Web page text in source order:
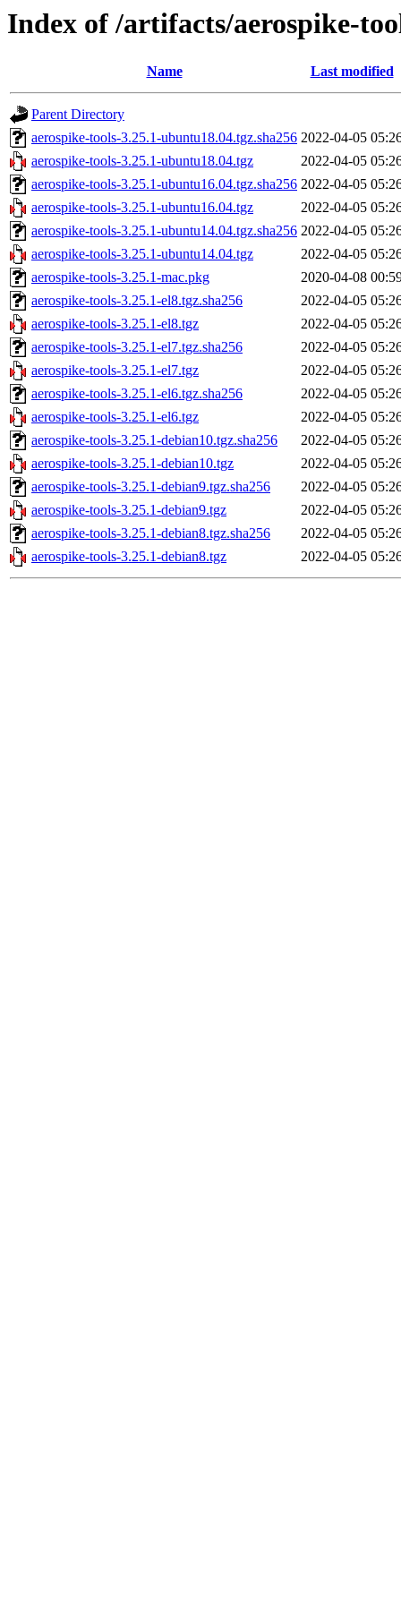
Index of /artifacts/aerospike-
Name Last modified
Parent Directory
aerospike-tools-3.25.1-ubuntu18.04.tgz.sha256 2022-04-05
aerospike-tools-3.25.1-ubuntu18.04.tgz
2022-04-05
aerospike-tools-3.25.1-ubuntu16.04.tgz.sha256 2022-04-05
aerospike-tools-3.25.1-ubuntu16.04.tgz
2022-04-05
aerospike-tools-3.25.1-ubuntu14.04.tgz.sha256 2022-04-05
aerospike-tools-3.25.1-ubuntu14.04.tgz
2022-04-05
aerospike-tools-3.25.1-mac.pkg
2020-04-08
aerospike-tools-3.25.1-el8.tgz.sha256
2022-04-05
aerospike-tools-3.25.1-el8.tgz
2022-04-05
aerospike-tools-3.25.1-el7.tgz.sha256
2022-04-05
aerospike-tools-3.25.1-el7.tgz
2022-04-05
aerospike-tools-3.25.1-el6.tgz.sha256
2022-04-05
aerospike-tools-3.25.1-el6.tgz
2022-04-05
aerospike-tools-3.25.1-debian10.tgz.sha256
2022-04-05
aerospike-tools-3.25.1-debian10.tgz
2022-04-05
aerospike-tools-3.25.1-debian9.tgz.sha256
2022-04-05
aerospike-tools-3.25.1-debian9.tgz
2022-04-05
aerospike-tools-3.25.1-debian8.tgz.sha256
2022-04-05
aerospike-tools-3.25.1-debian8.tgz
2022-04-05